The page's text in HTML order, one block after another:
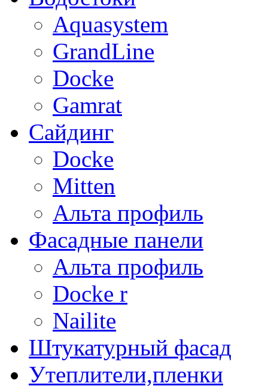
Aquasystem
GrandLine
Docke
Gamrat
Сайдинг
Docke
Mitten
Альта профиль
Фасадные панели
Альта профиль
Docke r
Nailite
Штукатурный фасад
Утеплители,пленки